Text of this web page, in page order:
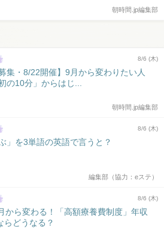
朝時間.jp編集部
8/6 (木)
集・8/22開催】9月から変わりたい人
の10分」からはじ...
朝時間.jp編集部
8/6 (木)
」を3単語の英語で言うと？
編集部（協力：eステ）
8/6 (木)
から変わる！「高額療養費制度」年収
らどうなる？